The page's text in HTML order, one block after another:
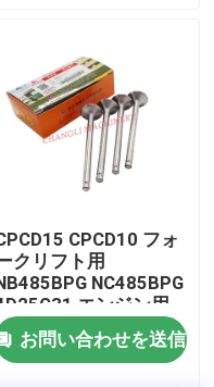
テムの組立
CPCD10 フォ
クリフト用
NC485BPG
エンジン用
03015 排気バ
ブお問い合わせを送信